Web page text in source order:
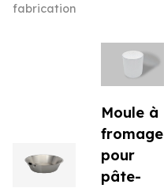
fabrication
Moule à
fromage
pour
pâte-